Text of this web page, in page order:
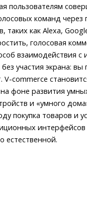
пользователям
команд через
таких как Alexa,
голосовая
взаимодействия с
участия экрана:
V-commerce
фоне развития
и «умного
покупка товаров и
интерфейсов
естественной.